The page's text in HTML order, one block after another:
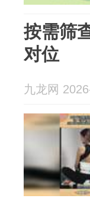
按需筛
对位
九龙网